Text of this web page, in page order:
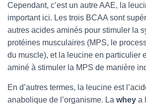
Cependant, c’est un autre AAE, la
important ici. Les trois BCAA sont
autres acides aminés pour stimuler la
protéines musculaires (MPS, le
du muscle), et la leucine en particulier
aminé à stimuler la MPS de manière
En d’autres termes, la leucine est
anabolique de l’organisme. La whey a